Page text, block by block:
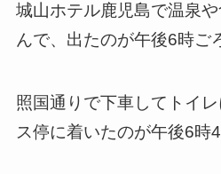
城山ホテル鹿児島で温泉
んで、出たのが午後6時ご
照国通りで下車してトイ
ス停に着いたのが午後6時